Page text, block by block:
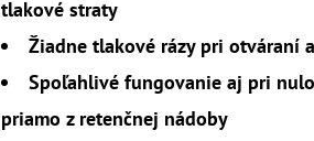
tlakové straty
Žiadne tlakové rázy pri otváraní
Spoľahlivé fungovanie aj pri
priamo z retenčnej nádoby